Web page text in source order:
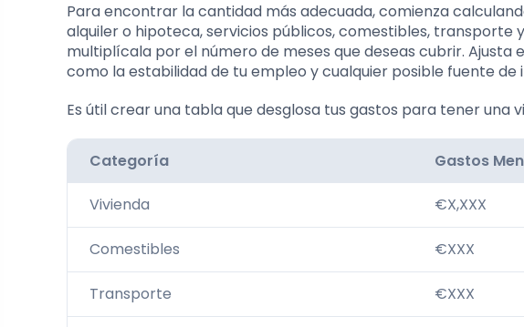
Para encontrar la cantidad más adecuada, comienza
alquiler o hipoteca, servicios públicos, comestibles, transporte
multiplícala por el número de meses que deseas cubrir.
como la estabilidad de tu empleo y cualquier posible fuente de
Es útil crear una tabla que desglosa tus gastos para tener una
Categoría Gastos
Vivienda €X,XXX
Comestibles €XXX
Transporte €XXX